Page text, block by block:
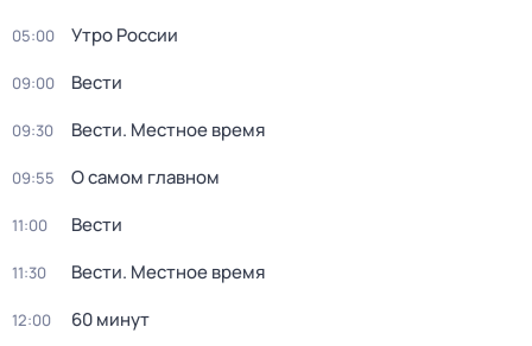
05:00 Утро России
09:00 Вести
09:30 Вести. Местное время
09:55 О самом главном
11:00 Вести
11:30 Вести. Местное время
12:00 60 минут